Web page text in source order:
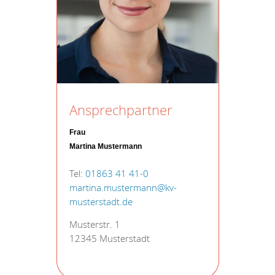
Ansprechpartner
Frau
Martina Mustermann
Tel: 01863 41 41-0
martina.mustermann@kv-
musterstadt.de
Musterstr. 1
12345 Musterstadt